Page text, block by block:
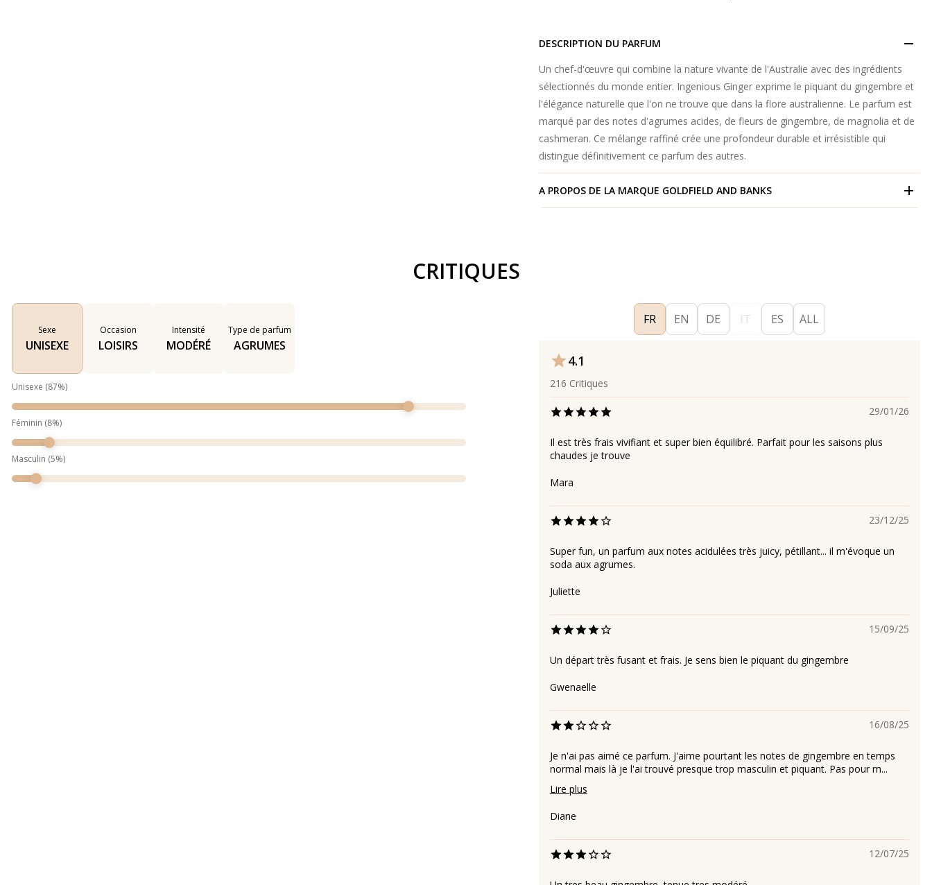
DESCRIPTION DU PARFUM
Un chef-d'œuvre qui combine la nature vivante de l'Australie avec des ingrédients
sélectionnés du monde entier. Ingenious Ginger exprime le piquant du gingembre et
l'élégance naturelle que l'on ne trouve que dans la flore australienne. Le parfum est
marqué par des notes d'agrumes acides, de fleurs de gingembre, de magnolia et de
cashmeran. Ce mélange raffiné crée une profondeur durable et irrésistible qui
distingue définitivement ce parfum des autres.
A PROPOS DE LA MARQUE GOLDFIELD AND BANKS
CRITIQUES
Sexe
UNISEXE
Occasion
LOISIRS
Intensité
MODÉRÉ
Type de parfum
AGRUMES
Unisexe (87%)
Féminin (8%)
Masculin (5%)
FR EN DE IT ES ALL
4.1
216 Critiques
29/01/26
Il est très frais vivifiant et super bien équilibré. Parfait pour les saisons plus
chaudes je trouve
Mara
23/12/25
Super fun, un parfum aux notes acidulées très juicy, pétillant... il m'évoque un
soda aux agrumes.
Juliette
15/09/25
Un départ très fusant et frais. Je sens bien le piquant du gingembre
Gwenaelle
16/08/25
Je n'ai pas aimé ce parfum. J'aime pourtant les notes de gingembre en temps
normal mais là je l'ai trouvé presque trop masculin et piquant. Pas pour m...
Lire plus
Diane
12/07/25